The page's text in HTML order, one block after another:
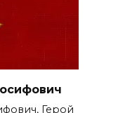
Герой